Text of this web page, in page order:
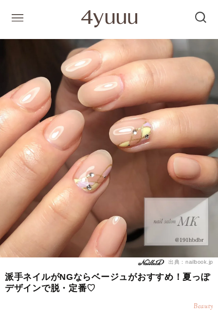
出典：nailbook.jp
派手ネイルがNGならベージュがおすすめ！夏っぽ
デザインで脱・定番♡
Beauty